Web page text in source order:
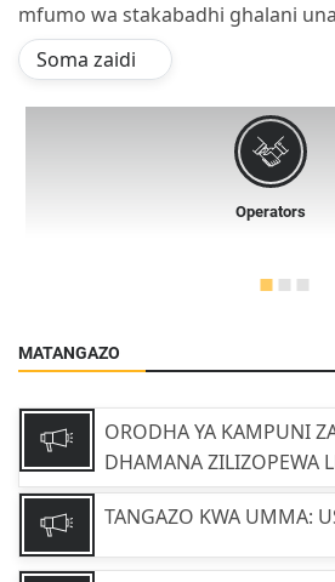
mfumo wa stakabadhi ghalani
Soma zaidi
Operators
MATANGAZO
ORODHA YA KAMPUNI
DHAMANA ZILIZOPEWA
TANGAZO KWA UMMA: